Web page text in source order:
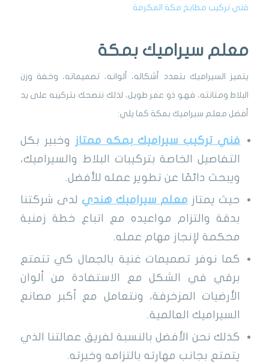
فني تركيب مطابخ مكة المكرمة
معلم سيراميك بمكة
يتميز السيراميك بتعدد أشكاله، ألوانه، تصميماته، وخفة وزن
البلاط ومتانته، فهو ذو عمر طويل، لذلك ننصحك بتركيبه على يد
أفضل معلم سيراميك بمكة كما يلي:
فني تركيب سيراميك بمكه ممتاز
وخبير بكل
التفاصيل الخاصة بتركيبات البلاط والسيراميك،
ويبحث دائمًا عن تطوير عمله للأفضل.
حيث يمتاز معلم سيراميك هندي لدى شركتنا
بدقة والتزام مواعيده مع اتباع خطة زمنية
محكمة لإنجاز مهام عمله.
كما نوفر تصميمات غنية بالجمال كي تتمتع
برقي في الشكل مع الاستفادة من ألوان
الأرضيات المزخرفة، ونتعامل مع أكبر مصانع
السيراميك العالمية.
كذلك نحن الأفضل بالنسبة لفريق عمالتنا الذي
يتمتع بجانب مهارته بالتزامه وخبرته.